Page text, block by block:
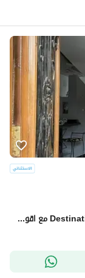
فوري! خصم 22% فيلا تشطيب High-End اميز Destination مع اقوي مطور عقاري لافيستا باقل سعر داخل لافيستا سيتي امام City Gate & Hyde Park & Mivida